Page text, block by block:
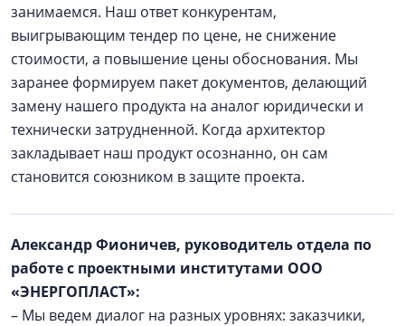
занимаемся. Наш ответ конкурентам,
выигрывающим тендер по цене, не снижение
стоимости, а повышение цены обоснования. Мы
заранее формируем пакет документов, делающий
замену нашего продукта на аналог юридически и
технически затрудненной. Когда архитектор
закладывает наш продукт осознанно, он сам
становится союзником в защите проекта.
Александр Фионичев, руководитель отдела по
работе с проектными институтами ООО
«ЭНЕРГОПЛАСТ»:
– Мы ведем диалог на разных уровнях: заказчики,